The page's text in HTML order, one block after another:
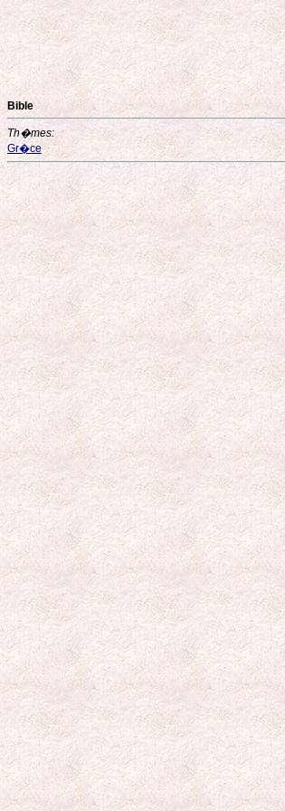
Bible
Th�mes:
Gr�ce